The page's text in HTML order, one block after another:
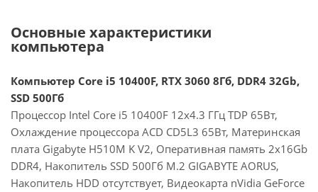
Основные характеристики
компьютера
Компьютер Core i5 10400F, RTX 3060 8Гб, DDR4 32Gb,
SSD 500Гб
Процессор Intel Core i5 10400F 12x4.3 ГГц TDP 65Вт,
Охлаждение процессора ACD CD5L3 65Вт, Материнская
плата Gigabyte H510M K V2, Оперативная память 2x16Gb
DDR4, Накопитель SSD 500Гб M.2 GIGABYTE AORUS,
Накопитель HDD отсутствует, Видеокарта nVidia GeForce